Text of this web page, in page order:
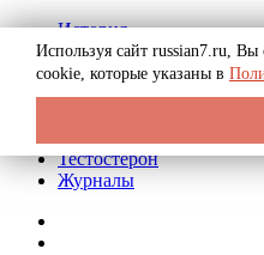
История
Биография
Криминал
Реклама на сайте
Тестостерон
Журналы
Используя сайт russian7.ru, Вы
cookie, которые указаны в